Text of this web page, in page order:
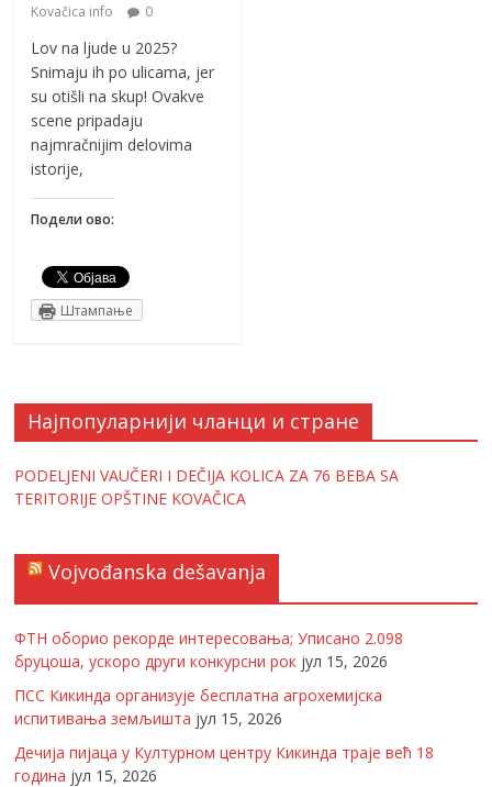
Kovačica info
0
Lov na ljude u 2025?
Snimaju ih po ulicama, jer
su otišli na skup! Ovakve
scene pripadaju
najmračnijim delovima
istorije,
Подели ово:
Штампање
Најпопуларнији чланци и стране
PODELJENI VAUČERI I DEČIJA KOLICA ZA 76 BEBA SA
TERITORIJE OPŠTINE KOVAČICA
Vojvođanska dešavanja
ФТН оборио рекорде интересовања; Уписано 2.098
бруцоша, ускоро други конкурсни рок јул 15, 2026
ПСС Кикинда организује бесплатна агрохемијска
испитивања земљишта јул 15, 2026
Дечија пијаца у Културном центру Кикинда траје већ 18
година јул 15, 2026